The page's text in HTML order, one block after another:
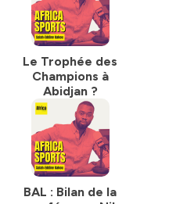
Le Trophée des
Champions à
Abidjan ?
BAL : Bilan de la